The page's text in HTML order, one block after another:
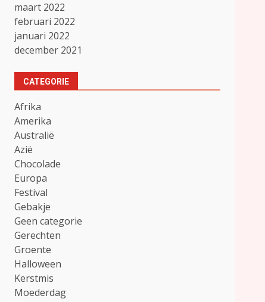
maart 2022
februari 2022
januari 2022
december 2021
CATEGORIE
Afrika
Amerika
Australië
Azië
Chocolade
Europa
Festival
Gebakje
Geen categorie
Gerechten
Groente
Halloween
Kerstmis
Moederdag